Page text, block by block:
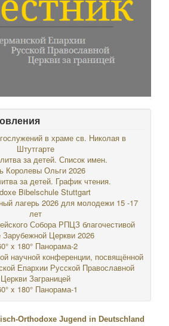
в храме св. Николая в
Штутгарте
за детей. Список имен.
Королевы Ольги 2026
за детей. График чтения.
Bibelschule Stuttgart
лагерь 2026 для молодежи 15 -17
лет
Собора РПЦЗ благочестивой
Зарубежной Церкви 2026
x 180° Панорама-2
научной конференции, посвящённой
Епархии Русской Православной
Церкви Заграницей
x 180° Панорама-1
Orthodoxe Jugend in Deutschland